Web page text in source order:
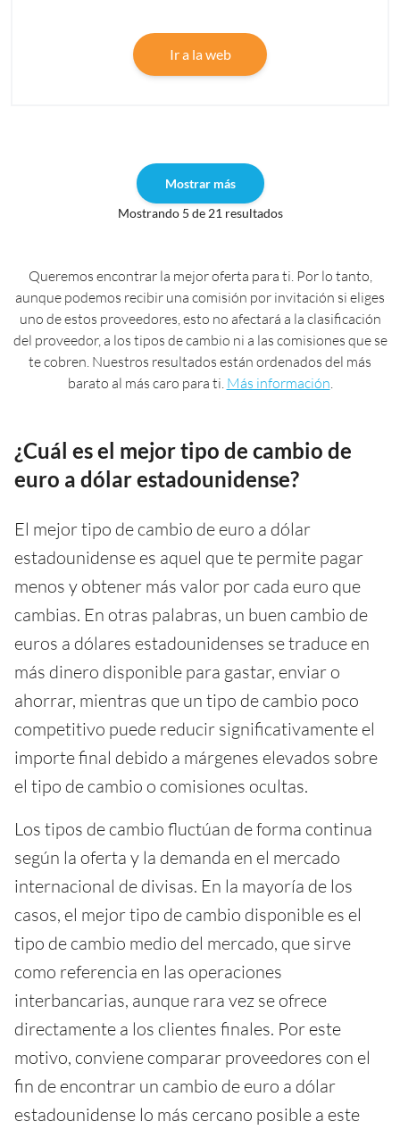
Ir a la web
Mostrar más
Mostrando 5 de 21 resultados
Queremos encontrar la mejor oferta para ti. Por lo tanto,
aunque podemos recibir una comisión por invitación si eliges
uno de estos proveedores, esto no afectará a la clasificación
del proveedor, a los tipos de cambio ni a las comisiones que se
te cobren. Nuestros resultados están ordenados del más
barato al más caro para ti. Más información
¿Cuál es el mejor tipo de cambio de
euro a dólar estadounidense?
El mejor tipo de cambio de euro a dólar
estadounidense es aquel que te permite pagar
menos y obtener más valor por cada euro que
cambias. En otras palabras, un buen cambio de
euros a dólares estadounidenses se traduce en
más dinero disponible para gastar, enviar o
ahorrar, mientras que un tipo de cambio poco
competitivo puede reducir significativamente el
importe final debido a márgenes elevados sobre
el tipo de cambio o comisiones ocultas.
Los tipos de cambio fluctúan de forma continua
según la oferta y la demanda en el mercado
internacional de divisas. En la mayoría de los
casos, el mejor tipo de cambio disponible es el
tipo de cambio medio del mercado, que sirve
como referencia en las operaciones
interbancarias, aunque rara vez se ofrece
directamente a los clientes finales. Por este
motivo, conviene comparar proveedores con el
fin de encontrar un cambio de euro a dólar
estadounidense lo más cercano posible a este